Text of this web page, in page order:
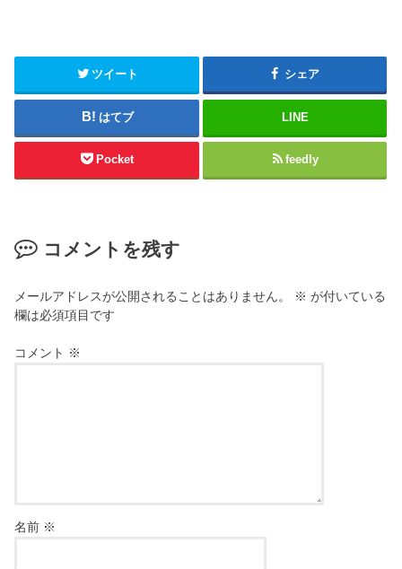
ツイート シェア
はてブ LINE
Pocket feedly
コメントを残す
メールアドレスが公開されることはありません。 ※ が付いている
欄は必須項目です
コメント ※
名前 ※